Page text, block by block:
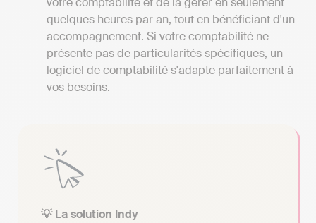
quelques heures par an, tout en bénéficiant d'un
accompagnement. Si votre comptabilité ne
présente pas de particularités spécifiques, un
logiciel de comptabilité s'adapte parfaitement à
vos besoins.
💡 La solution Indy